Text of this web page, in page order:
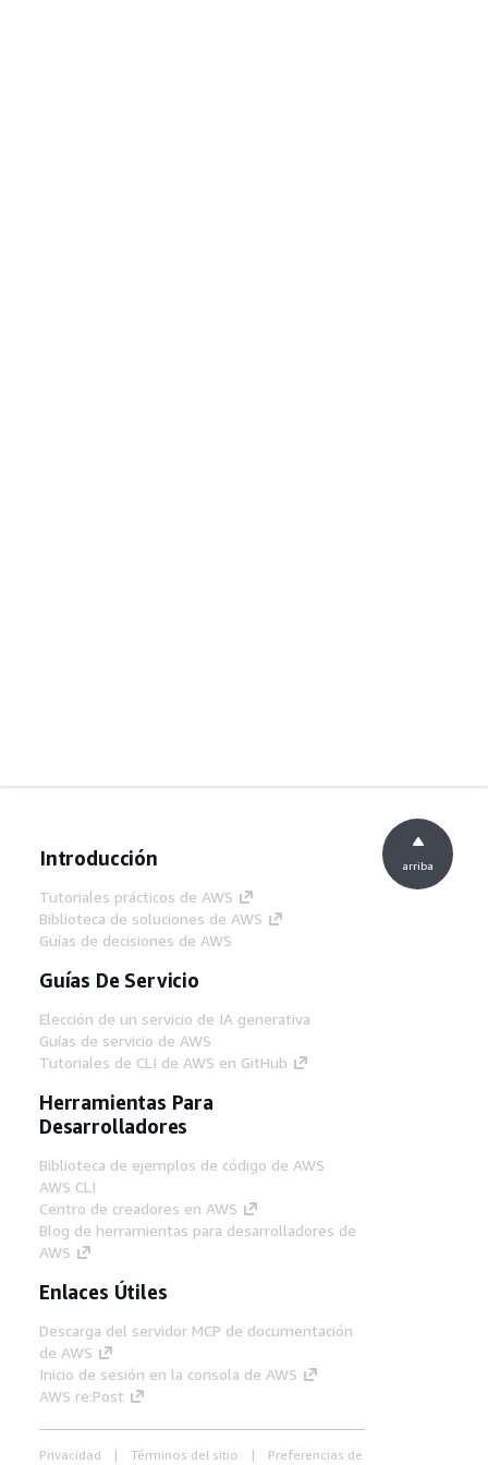
Introducción
Tutoriales prácticos de AWS
Biblioteca de soluciones de AWS
Guías de decisiones de AWS
Guías De Servicio
Elección de un servicio de IA generativa
Guías de servicio de AWS
Tutoriales de CLI de AWS en GitHub
Herramientas Para
Desarrolladores
Biblioteca de ejemplos de código de AWS
AWS CLI
Centro de creadores en AWS
Blog de herramientas para desarrolladores de
AWS
Enlaces Útiles
Descarga del servidor MCP de documentación
de AWS
Inicio de sesión en la consola de AWS
AWS re:Post
Privacidad Términos del sitio Preferencias de
arriba